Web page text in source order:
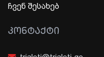
ჩვენ შესახებ
ᲙᲝᲜᲢᲐᲥᲢᲘ